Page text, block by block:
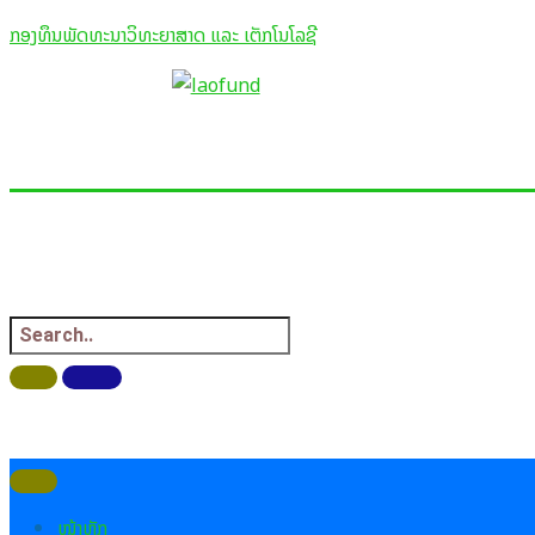
to
ກອງທຶນພັດທະນາວິທະຍາສາດ ແລະ ເຕັກໂນໂລຊີ
ນພັດທະນາວິທະຍາສາດ ແລະ ເຕັ
ໜ້າຫຼັກ